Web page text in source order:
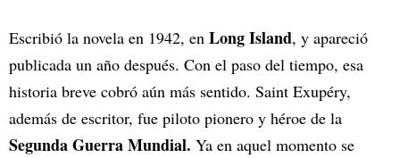
Escribió la novela en 1942, en Long Island, y apareció
publicada un año después. Con el paso del tiempo, esa
historia breve cobró aún más sentido. Saint Exupéry,
además de escritor, fue piloto pionero y héroe de la
Segunda Guerra Mundial. Ya en aquel momento se